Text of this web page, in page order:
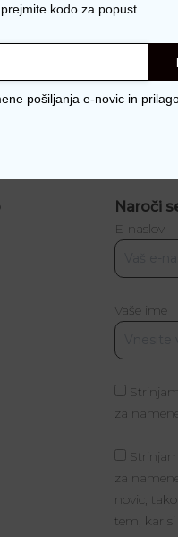
Naroči
E-naslov
Vaše ime
za
za
novic,
tem, kar
kodo za popust.
pošiljanja e-novic in